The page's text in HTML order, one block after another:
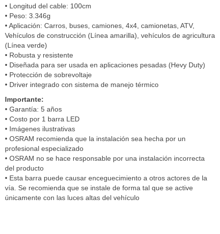
• Longitud del cable: 100cm
• Peso: 3.346g
• Aplicación: Carros, buses, camiones, 4x4, camionetas, ATV,
Vehículos de construcción (Línea amarilla), vehículos de agricultura
(Línea verde)
• Robusta y resistente
• Diseñada para ser usada en aplicaciones pesadas (Hevy Duty)
• Protección de sobrevoltaje
• Driver integrado con sistema de manejo térmico
Importante:
• Garantía: 5 años
• Costo por 1 barra LED
• Imágenes ilustrativas
• OSRAM recomienda que la instalación sea hecha por un
profesional especializado
• OSRAM no se hace responsable por una instalación incorrecta
del producto
• Esta barra puede causar enceguecimiento a otros actores de la
vía. Se recomienda que se instale de forma tal que se active
únicamente con las luces altas del vehículo